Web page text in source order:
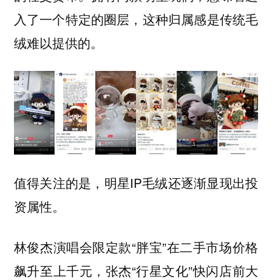
入了一个特定的圈层，这种归属感是传统毛
绒难以提供的。
值得关注的是，明星IP毛绒还逐渐显现出投
资属性。
林俊杰演唱会限定款“胖宝”在二手市场价格
飙升至上千元，张杰“行星文化”快闪店前大